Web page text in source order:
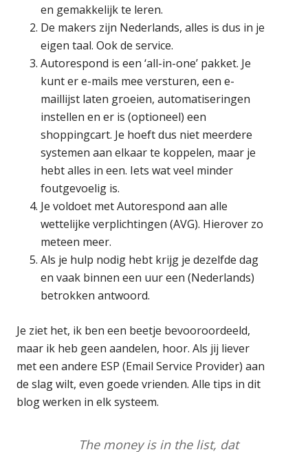
en gemakkelijk te leren.
De makers zijn Nederlands, alles is dus in je
eigen taal. Ook de service.
Autorespond is een ‘all-in-one’ pakket. Je
kunt er e-mails mee versturen, een e-
maillijst laten groeien, automatiseringen
instellen en er is (optioneel) een
shoppingcart. Je hoeft dus niet meerdere
systemen aan elkaar te koppelen, maar je
hebt alles in een. Iets wat veel minder
foutgevoelig is.
Je voldoet met Autorespond aan alle
wettelijke verplichtingen (AVG). Hierover zo
meteen meer.
Als je hulp nodig hebt krijg je dezelfde dag
en vaak binnen een uur een (Nederlands)
betrokken antwoord.
Je ziet het, ik ben een beetje bevooroordeeld,
maar ik heb geen aandelen, hoor. Als jij liever
met een andere ESP (Email Service Provider) aan
de slag wilt, even goede vrienden. Alle tips in dit
blog werken in elk systeem.
The money is in the list, dat